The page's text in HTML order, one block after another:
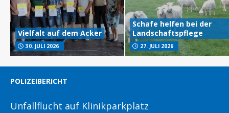
Vielfalt auf dem Acker
30. JULI 2026
Schafe helfen bei der
Landschaftspflege
27. JULI 2026
POLIZEIBERICHT
Unfallflucht auf Klinikparkplatz